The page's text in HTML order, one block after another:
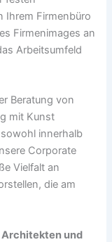
Ihrem Firmenbüro
Firmenimages an
Arbeitsumfeld
Beratung von
mit Kunst
innerhalb
Corporate
Vielfalt an
die am
Architekten und